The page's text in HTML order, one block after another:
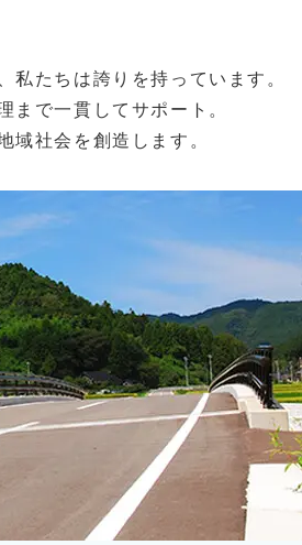
たちは誇りを持っています。
で一貫してサポート。
社会を創造します。